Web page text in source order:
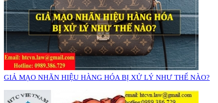
GIẢ MẠO NHÃN HIỆU HÀNG HÓA BỊ XỬ LÝ NHƯ THẾ NÀO?